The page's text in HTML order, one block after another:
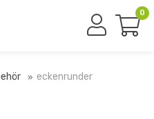
0
eckenrunder